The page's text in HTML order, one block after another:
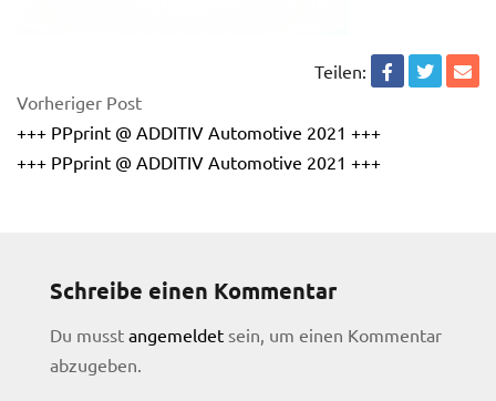
Teilen:
Vorheriger Post
+++ PPprint @ ADDITIV Automotive 2021 +++
+++ PPprint @ ADDITIV Automotive 2021 +++
Schreibe einen Kommentar
Du musst angemeldet sein, um einen Kommentar
abzugeben.